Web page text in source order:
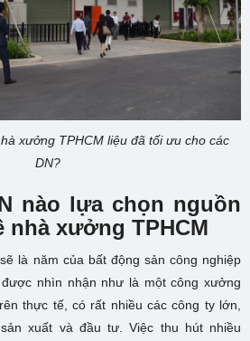
xưởng TPHCM liệu đã tối ưu cho các
DN?
nào lựa chọn nguồn
nhà xưởng TPHCM
là năm của bất động sản công nghiệp
nhìn nhận như là một công xưởng
thực tế, có rất nhiều các công ty lớn,
xuất và đầu tư. Việc thu hút nhiều